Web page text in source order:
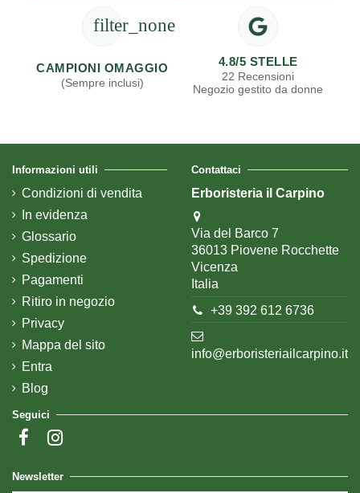
filter_none
CAMPIONI OMAGGIO
(Sempre inclusi)
4.8/5 STELLE
22 Recensioni
Negozio gestito da donne
Informazioni utili
Condizioni di vendita
In evidenza
Glossario
Spedizione
Pagamenti
Ritiro in negozio
Privacy
Mappa del sito
Entra
Blog
Contattaci
Erboristeria il Carpino
Via del Barco 7
36013 Piovene Rocchette
Vicenza
Italia
+39 392 612 6736
info@erboristeriailcarpino.it
Seguici
Newsletter